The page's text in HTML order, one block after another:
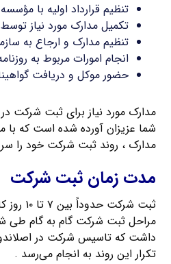
تنظیم قرارداد اولیه با
تکمیل مدارک مورد نیاز
تنظیم مدارک و ارجاع به
انجام امورات مربوط به
حضور موکل و دریافت
مدارک مورد نیاز برای ثبت شرکت
شما عزیزان آورده شده است که با
مدارک ، روند ثبت شرکت خود را
مدت زمان ثبت شرکت
ثبت
مراحل ثبت شرکت گام به گام طی
داشت که تاسیس شرکت در
تکرار این روند به انجام می‌رسد .